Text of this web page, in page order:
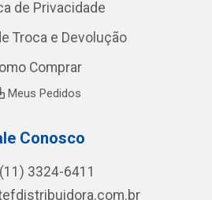
de Privacidade
Troca e Devolução
Comprar
Meus Pedidos
Conosco
(11) 3324-6411